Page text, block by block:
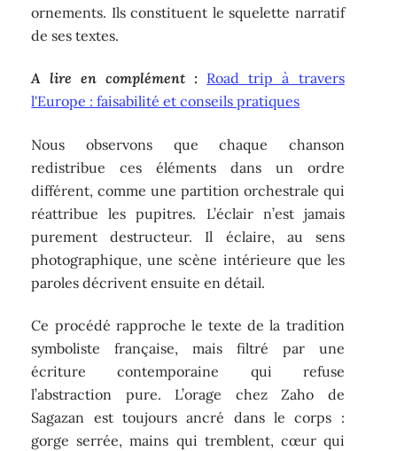
ornements. Ils constituent le squelette narratif
de ses textes.
A lire en complément : Road trip à travers
l'Europe : faisabilité et conseils pratiques
Nous observons que chaque chanson
redistribue ces éléments dans un ordre
différent, comme une partition orchestrale qui
réattribue les pupitres. L’éclair n’est jamais
purement destructeur. Il éclaire, au sens
photographique, une scène intérieure que les
paroles décrivent ensuite en détail.
Ce procédé rapproche le texte de la tradition
symboliste française, mais filtré par une
écriture contemporaine qui refuse
l’abstraction pure. L’orage chez Zaho de
Sagazan est toujours ancré dans le corps :
gorge serrée, mains qui tremblent, cœur qui